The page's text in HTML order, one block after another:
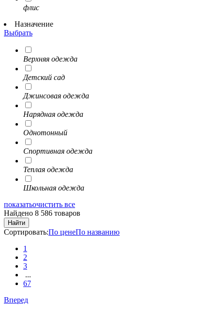
флис
Назначение
Выбрать
Верхняя одежда
Детский сад
Джинсовая одежда
Нарядная одежда
Однотонный
Спортивная одежда
Теплая одежда
Школьная одежда
показатьочистить все
Найдено 8 586 товаров
Найти
Сортировать:По ценеПо названию
1
2
3
...
67
Вперед